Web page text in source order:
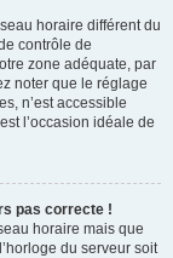
horaire différent du
contrôle de
zone adéquate, par
noter que le réglage
n’est accessible
l’occasion idéale de
pas correcte !
horaire mais que
du serveur soit